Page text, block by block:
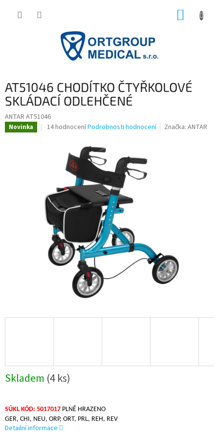
AT51046 CHODÍTKO ČTYŘKOLOVÉ
SKLÁDACÍ ODLEHČENÉ
ANTAR AT51046
Novinka
Průměrné
hvězdiček.
14 hodnoceníPodrobnosti hodnocení Značka:ANTAR
Skladem (4 ks)
SÚKL KÓD: 5017017 PLNĚ HRAZENO
GER, CHI, NEU, ORP, ORT, PRL, REH, REV
Detailní informace